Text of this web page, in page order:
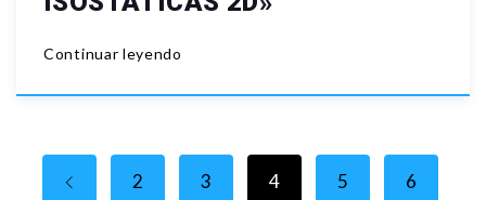
Continuar leyendo
2 3 4 5 6